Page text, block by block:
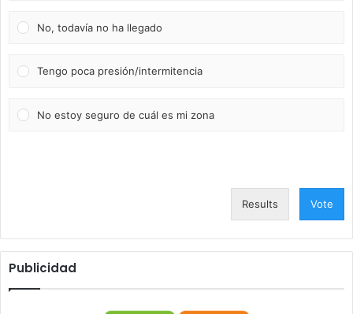
No, todavía no ha llegado
Tengo poca presión/intermitencia
No estoy seguro de cuál es mi zona
Results Vote
Publicidad